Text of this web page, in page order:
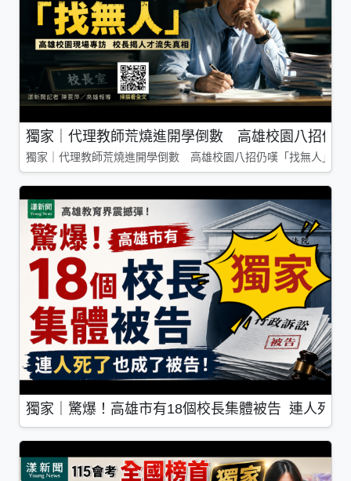
獨家｜代理教師荒燒進開學倒數 高雄校園八招仍
獨家｜代理教師荒燒進開學倒數 高雄校園八招仍嘆「找無人」
獨家｜驚爆！高雄市有18個校長集體被告 連人死了